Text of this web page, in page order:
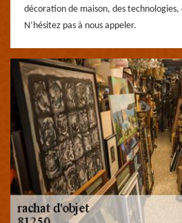
décoration de maison, des technologies,
N’hésitez pas à nous appeler.